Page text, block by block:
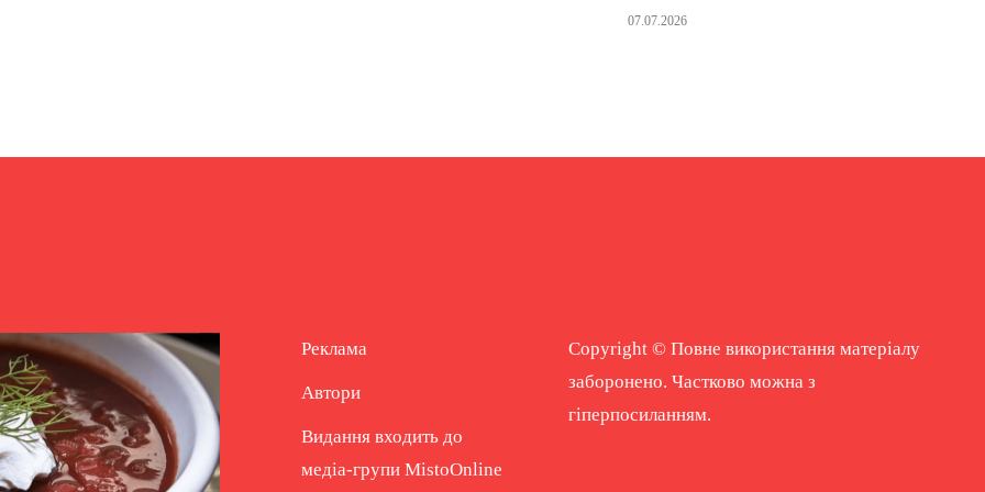
07.07.2026
Реклама
Автори
Видання входить до
медіа-групи MistoOnline
Copyright © Повне використання матеріалу
заборонено. Частково можна з
гіперпосиланням.